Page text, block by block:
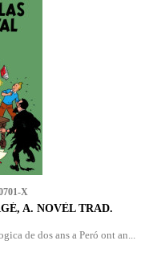
X
A. NOVÈL TRAD.
de dos ans a Peró ont an...